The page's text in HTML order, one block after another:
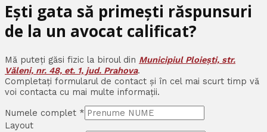
Ești gata să primești răspunsuri
de la un avocat calificat?
Mă puteți găsi fizic la biroul din Municipiul Ploiești, str.
Văleni, nr. 48, et. 1, jud. Prahova.
Completați formularul de contact și în cel mai scurt timp vă
voi contacta cu mai multe informații.
Numele complet *
Layout